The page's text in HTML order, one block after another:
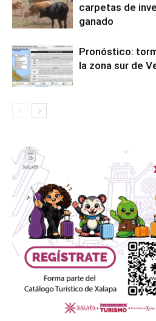
carpetas de
ganado
Pronóstico:
la zona sur de